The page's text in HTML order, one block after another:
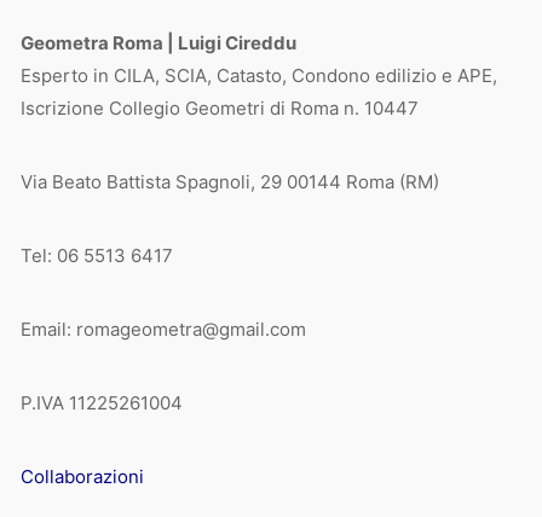
Geometra Roma | Luigi Cireddu
Esperto in CILA, SCIA, Catasto, Condono edilizio e APE,
Iscrizione Collegio Geometri di Roma n. 10447
Via Beato Battista Spagnoli, 29 00144 Roma (RM)
Tel: 06 5513 6417
Email: romageometra@gmail.com
P.IVA 11225261004
Collaborazioni